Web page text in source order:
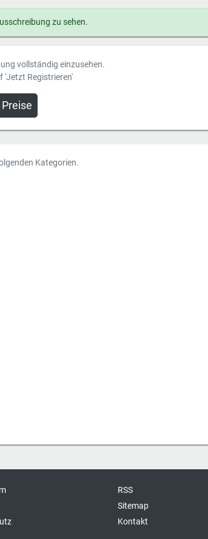
zu sehen.
vollständig einzusehen.
'Jetzt Registrieren'
Kategorien.
RSS
Sitemap
Kontakt